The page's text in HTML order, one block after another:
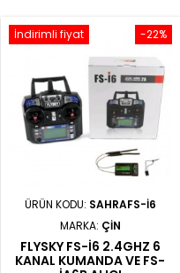
-22%
İndirimli fiyat
ÜRÜN KODU: SAHRAFS-I6
MARKA: ÇIN
FLYSKY FS-I6 2.4GHZ 6
KANAL KUMANDA VE FS-